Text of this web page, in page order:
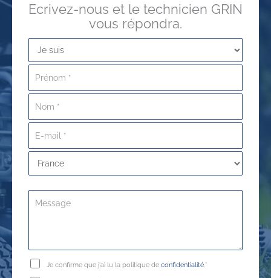
Ecrivez-nous et le technicien GRIN
vous répondra.
Je confirme que j'ai lu la politique de confidentialité.*